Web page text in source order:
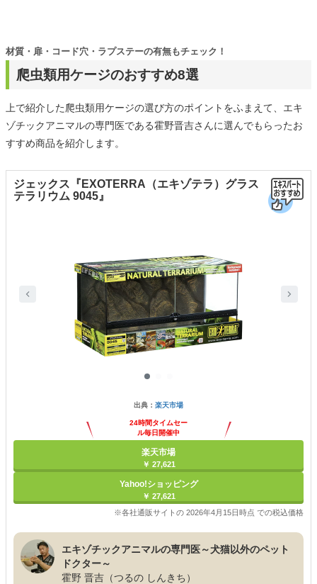
爬虫類用ケージのおすすめ8選
材質・扉・コード穴・ラプステーの有無もチェック！
上で紹介した爬虫類用ケージの選び方のポイントをふまえて、エキ
ゾチックアニマルの専門医である霍野晋吉さんに選んでもらったお
すすめ商品を紹介します。
ジェックス『EXOTERRA（エキゾテラ）グラス
テラリウム 9045』
出典： 楽天市場
24時間タイムセー
ル毎日開催中
楽天市場
￥ 27,621
Yahoo!ショッピング
￥ 27,621
※各社通販サイトの 2026年4月15日時点 での税込価格
エキゾチックアニマルの専門医～犬猫以外のペット
ドクター～
霍野 晋吉（つるの しんきち）